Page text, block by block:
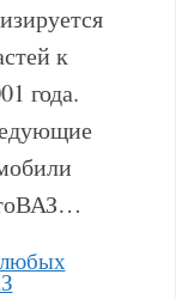
к
года.
любых